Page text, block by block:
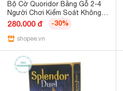
Bộ Cờ Quoridor Bằng Gỗ 2-4
Người Chơi Kiểm Soát Không
Gian Tư Duy Chiến Thuật IQ
280.000 đ -30%
shopee.vn